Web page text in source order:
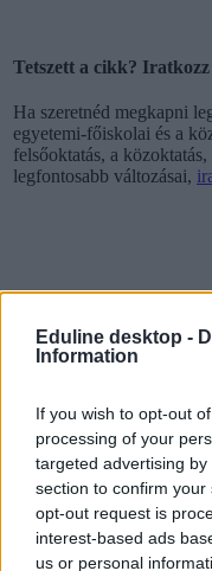
Eduline desktop -
Information
If you wish to opt-out
processing of your
targeted advertising
section to confirm
opt-out request is
interest-based ads
us or personal
Tetszett a cikk?
Ha szeretnéd megkapni
egyetemi-főiskolai és a
felsőoktatás, a
legfontosabb változásai,